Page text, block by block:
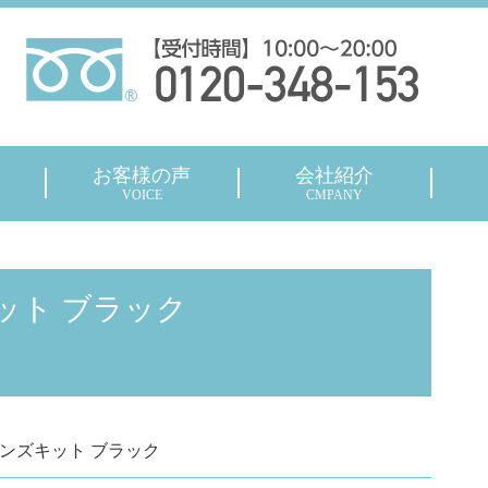
お客様の声
VOICE
会社紹介
CMPANY
ト ブラック
ズキット ブラック